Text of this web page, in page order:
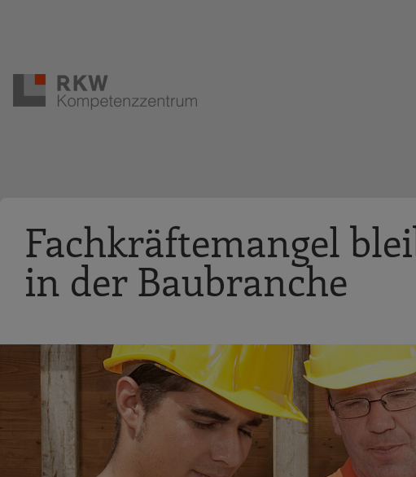
Fachkräftemangel
in der Baubranche